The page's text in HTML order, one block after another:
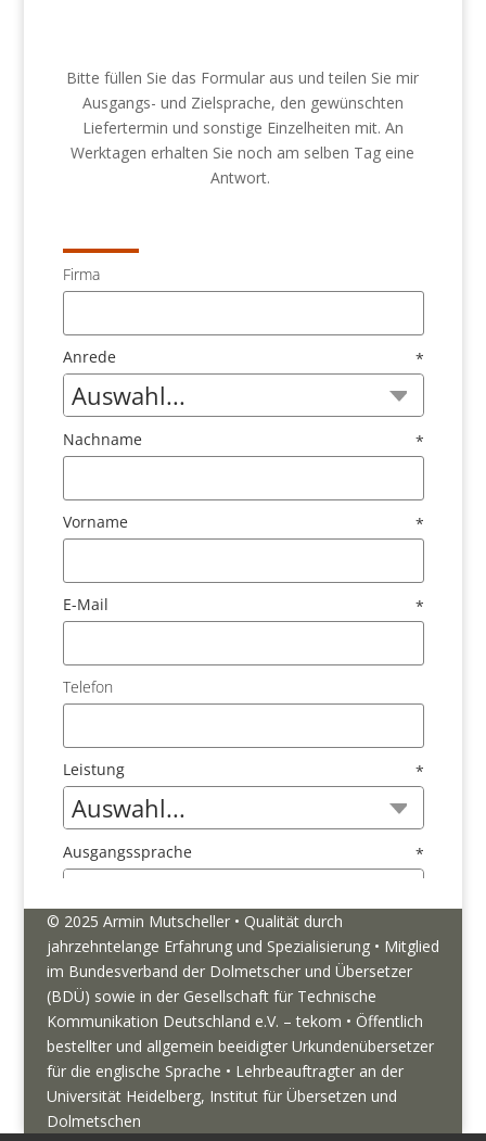
Bitte füllen Sie das Formular aus und teilen Sie mir
Ausgangs- und Zielsprache, den gewünschten
Liefertermin und sonstige Einzelheiten mit. An
Werktagen erhalten Sie noch am selben Tag eine
Antwort.
© 2025 Armin Mutscheller • Qualität durch
jahrzehntelange Erfahrung und Spezialisierung • Mitglied
im Bundesverband der Dolmetscher und Übersetzer
(BDÜ) sowie in der Gesellschaft für Technische
Kommunikation Deutschland e.V. – tekom • Öffentlich
bestellter und allgemein beeidigter Urkundenübersetzer
für die englische Sprache • Lehrbeauftragter an der
Universität Heidelberg, Institut für Übersetzen und
Dolmetschen